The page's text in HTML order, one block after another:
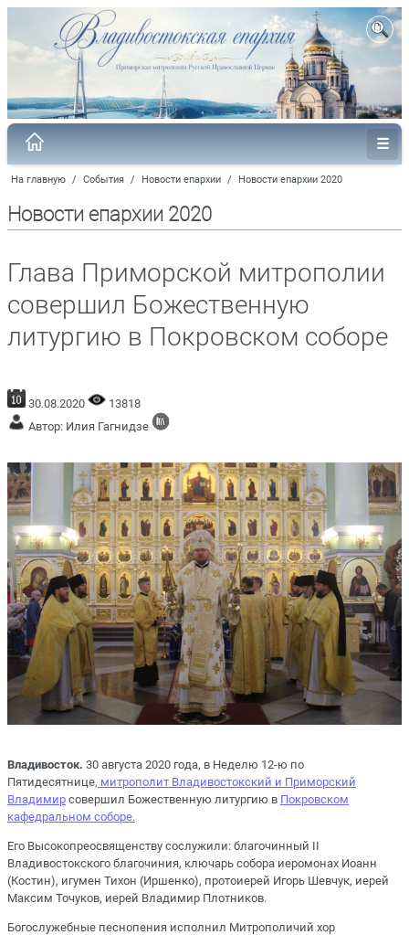
На главную / События / Новости епархии / Новости епархии 2020
Новости епархии 2020
Глава Приморской митрополии
совершил Божественную
литургию в Покровском соборе
30.08.2020
13818
Автор: Илия Гагнидзе
Владивосток. 30 августа 2020 года, в Неделю 12-ю по
Пятидесятнице, митрополит Владивостокский и Приморский
Владимир совершил Божественную литургию в Покровском
кафедральном соборе.
Его Высокопреосвященству сослужили: благочинный II
Владивостокского благочиния, ключарь собора иеромонах Иоанн
(Костин), игумен Тихон (Иршенко), протоиерей Игорь Шевчук, иерей
Максим Точуков, иерей Владимир Плотников.
Богослужебные песнопения исполнил Митрополичий хор